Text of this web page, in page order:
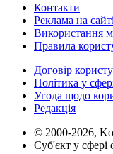
Контакти
Реклама на сайті
Використання
Правила
Договір
Політика у
Угода щодо
Редакція
© 2000-2026,
Суб'єкт у сфері